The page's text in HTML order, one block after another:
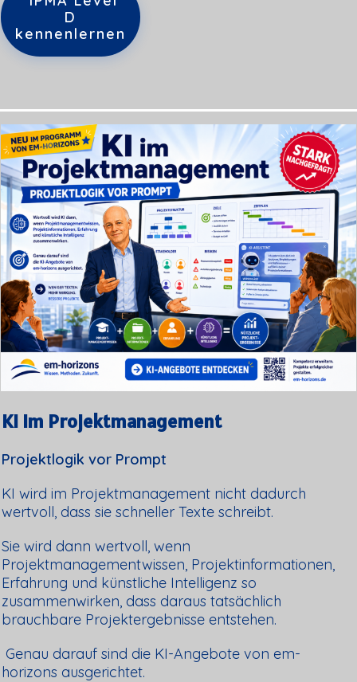
D
kennenlernen
KI im Projektmanagement
Projektlogik vor Prompt
KI wird im Projektmanagement nicht dadurch
wertvoll, dass sie schneller Texte schreibt.
Sie wird dann wertvoll, wenn
Projektmanagementwissen, Projektinformationen,
Erfahrung und künstliche Intelligenz so
zusammenwirken, dass daraus tatsächlich
brauchbare Projektergebnisse entstehen.
Genau darauf sind die KI-Angebote von em-
horizons ausgerichtet.